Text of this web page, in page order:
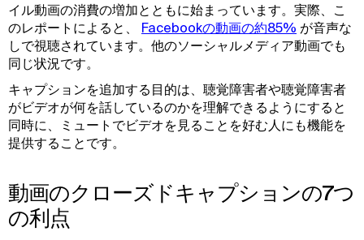
イル動画の消費の増加とともに始まっています。実際、こ
のレポートによると、 Facebookの動画の約85% が音声な
しで視聴されています。他のソーシャルメディア動画でも
同じ状況です。
キャプションを追加する目的は、聴覚障害者や聴覚障害者
がビデオが何を話しているのかを理解できるようにすると
同時に、ミュートでビデオを見ることを好む人にも機能を
提供することです。
動画のクローズドキャプションの7つ
の利点